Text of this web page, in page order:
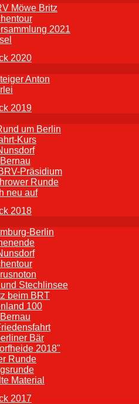
Möwe Britz
2021
2020
Anton
2019
um Berlin
Kurs
Präsidium
Runde
neu auf
2018
Berlin
Stechlinsee
beim BRT
100
Bär
2018"
Runde
Material
2017